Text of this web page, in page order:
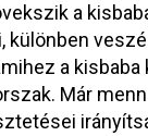
a
különben
a
Már